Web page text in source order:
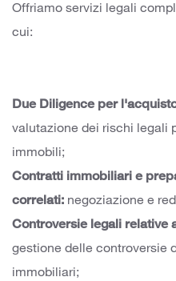
Offriamo servizi legali
cui:
Due Diligence per
valutazione dei rischi legali
immobili;
Contratti immobiliari e
correlati: negoziazione e
Controversie legali relative
gestione delle controversie
immobiliari;